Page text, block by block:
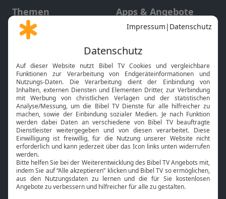
Themen
Gott und Bibel erklärt
Neuigkeiten
Apps & Angebote
Mobile App
Smart TV
HbbTV
Bibelthek Online-Bibel
Nächster Gottesdienst
Bibel TV
Über uns
Jobs
Service
Kontakt
TV-Empfang